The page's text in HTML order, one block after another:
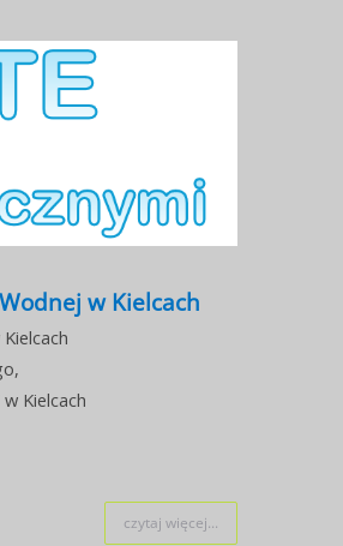
w Kielcach
Kielcach
czytaj więcej...